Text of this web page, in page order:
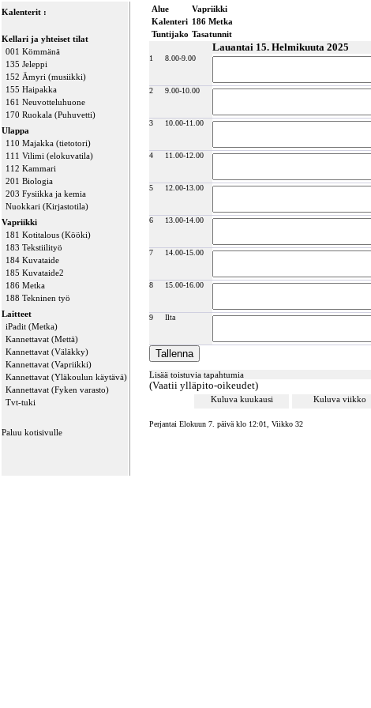
Kalenterit :
Kellari ja yhteiset tilat
001 Kömmänä
135 Jeleppi
152 Ämyri (musiikki)
155 Haipakka
161 Neuvotteluhuone
170 Ruokala (Puhuvetti)
Ulappa
110 Majakka (tietotori)
111 Vilimi (elokuvatila)
112 Kammari
201 Biologia
203 Fysiikka ja kemia
Nuokkari (Kirjastotila)
Vapriikki
181 Kotitalous (Kööki)
183 Tekstiilityö
184 Kuvataide
185 Kuvataide2
186 Metka
188 Tekninen työ
Laitteet
iPadit (Metka)
Kannettavat (Mettä)
Kannettavat (Väläkky)
Kannettavat (Vapriikki)
Kannettavat (Yläkoulun käytävä)
Kannettavat (Fyken varasto)
Tvt-tuki
Paluu kotisivulle
Alue
Vapriikki
Kalenteri 186 Metka
Tuntijako Tasatunnit
Lauantai 15. Helmikuuta 2025
1 8.00-9.00
2 9.00-10.00
3 10.00-11.00
4 11.00-12.00
5 12.00-13.00
6 13.00-14.00
7 14.00-15.00
8 15.00-16.00
9 Ilta
Lisää toistuvia tapahtumia
(Vaatii ylläpito-oikeudet)
Kuluva kuukausi Kuluva viikko
Perjantai Elokuun 7. päivä klo 12:01, Viikko 32